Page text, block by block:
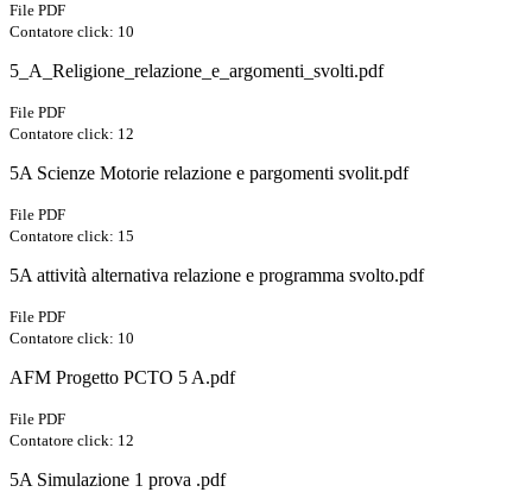
File PDF
Contatore click: 10
5_A_Religione_relazione_e_argomenti_svolti.pdf
File PDF
Contatore click: 12
5A Scienze Motorie relazione e pargomenti svolit.pdf
File PDF
Contatore click: 15
5A attività alternativa relazione e programma svolto.pdf
File PDF
Contatore click: 10
AFM Progetto PCTO 5 A.pdf
File PDF
Contatore click: 12
5A Simulazione 1 prova .pdf